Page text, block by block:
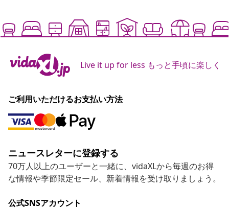
Live it up for less もっと手頃に楽しく
ご利用いただけるお支払い方法
ニュースレターに登録する
70万人以上のユーザーと一緒に、vidaXLから毎週のお得
な情報や季節限定セール、新着情報を受け取りましょう。
公式SNSアカウント